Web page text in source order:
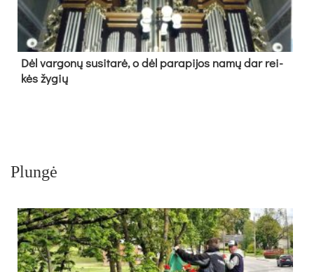
Dėl var­go­nų su­si­ta­rė, o dėl pa­ra­pi­jos na­mų dar rei­
kės žy­gių
Plungė